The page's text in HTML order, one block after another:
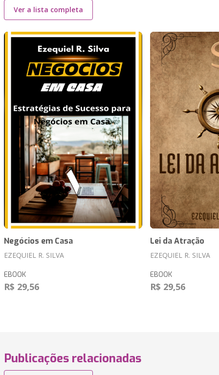
Ver a lista completa
Negócios em Casa
EZEQUIEL R. SILVA
EBOOK
R$ 29,56
Lei da Atração
EZEQUIEL R. SILVA
EBOOK
R$ 29,56
Publicações relacionadas